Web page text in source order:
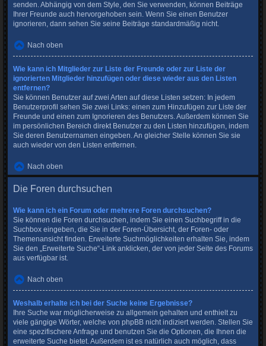
senden. Abhängig von dem Style, den Sie verwenden, können Beiträge
Ihrer Freunde auch hervorgehoben sein. Wenn Sie einen Benutzer
ignorieren, dann sehen Sie seine Beiträge standardmäßig nicht.
Nach oben
Wie kann ich Mitglieder zur Liste der Freunde oder zur Liste der
ignorierten Mitglieder hinzufügen oder diese wieder aus den Listen
entfernen?
Sie können Benutzer auf zwei Arten auf diese Listen setzen: In jedem
Benutzerprofil sehen Sie zwei Links: einen zum Hinzufügen zur Liste der
Freunde und einen zum Ignorieren des Benutzers. Außerdem können Sie
im persönlichen Bereich direkt Benutzer zu den Listen hinzufügen, indem
Sie deren Benutzernamen eingeben. An gleicher Stelle können Sie sie
auch wieder von den Listen entfernen.
Nach oben
Die Foren durchsuchen
Wie kann ich ein Forum oder mehrere Foren durchsuchen?
Sie können die Foren durchsuchen, indem Sie einen Suchbegriff in die
Suchbox eingeben, die Sie in der Foren-Übersicht, der Foren- oder
Themenansicht finden. Erweiterte Suchmöglichkeiten erhalten Sie, indem
Sie den „Erweiterte Suche“-Link anklicken, der von jeder Seite des Forums
aus verfügbar ist.
Nach oben
Weshalb erhalte ich bei der Suche keine Ergebnisse?
Ihre Suche war möglicherweise zu allgemein gehalten und enthielt zu
viele gängige Wörter, welche von phpBB nicht indiziert werden. Stellen Sie
eine spezifischere Anfrage und benutzen Sie die Optionen, die Ihnen die
erweiterte Suche bietet. Außerdem ist es natürlich auch möglich, dass